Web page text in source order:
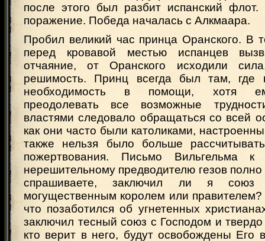
после этого был разбит испанский
поражение. Победа началась с Алкмаара.
Пробил великий час принца Оранского. В
перед кровавой местью испанцев
отчаяние, от Оранского исходили
решимость. Принц всегда был там, где
необходимость в помощи, хотя
преодолевать все возможные
властями следовало обращаться со всей
как они часто были католиками,
также нельзя было больше
пожертвования. Письмо Вильгельма к
нерешительному предводителю гезов
спрашиваете, заключил ли я союз
могущественным королем или
что позаботился об угнетенных
заключил тесный союз с Господом и
кто верит в него, будут освобождены Его